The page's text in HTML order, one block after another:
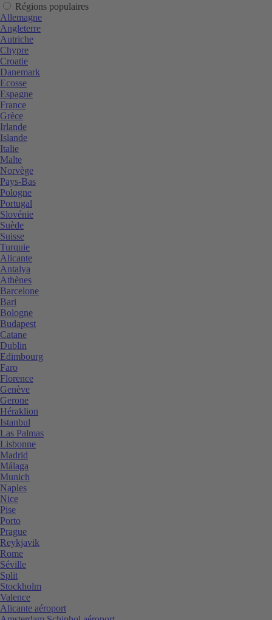
Régions populaires
Allemagne
Angleterre
Autriche
Chypre
Croatie
Danemark
Ecosse
Espagne
France
Grèce
Irlande
Islande
Italie
Malte
Norvège
Pays-Bas
Pologne
Portugal
Slovénie
Suède
Suisse
Turquie
Alicante
Antalya
Athènes
Barcelone
Bari
Bologne
Budapest
Catane
Dublin
Edimbourg
Faro
Florence
Genève
Gerone
Héraklion
Istanbul
Las Palmas
Lisbonne
Madrid
Málaga
Munich
Naples
Nice
Pise
Porto
Prague
Reykjavik
Rome
Séville
Split
Stockholm
Valence
Alicante aéroport